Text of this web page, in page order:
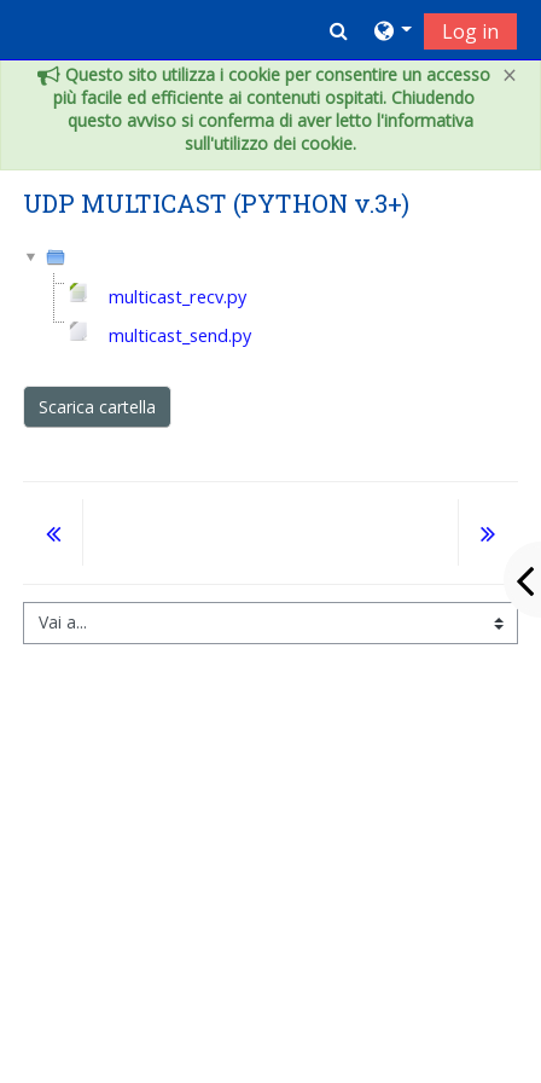
×
Questo sito utilizza i cookie per consentire un accesso
più facile ed efficiente ai contenuti ospitati. Chiudendo
questo avviso si conferma di aver letto l'informativa
sull'utilizzo dei cookie.
Toggle search
Log in
UDP MULTICAST (PYTHON v.3+)
multicast_recv.py
multicast_send.py
Scarica cartella
Vai a...